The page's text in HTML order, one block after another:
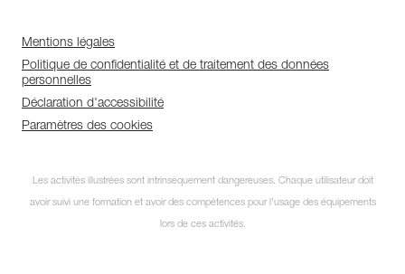
Abonnez-vous à la
Mentions légales
Politique de confidentialité et de traitement des données
personnelles
Déclaration d'accessibilité
Paramètres des cookies
Les activités illustrées sont intrinsèquement dangereuses. Chaque utilisateur doit
avoir suivi une formation et avoir des compétences pour l’usage des équipements
lors de ces activités.